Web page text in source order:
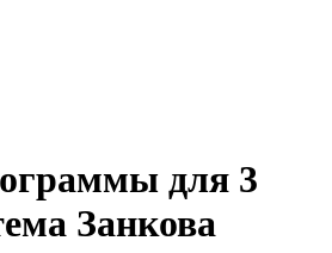
для 3
Занкова